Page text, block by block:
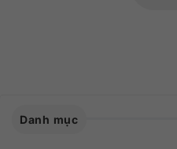
Danh mục